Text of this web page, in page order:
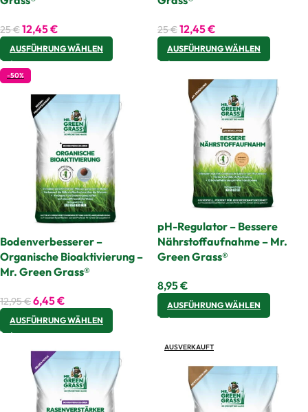
25€12,45€
AUSFÜHRUNG WÄHLEN
25€12,45€
AUSFÜHRUNG WÄHLEN
-50%
Bodenverbesserer –
Organische Bioaktivierung –
Mr. Green Grass®
12,95€6,45€
AUSFÜHRUNG WÄHLEN
pH-Regulator – Bessere
Nährstoffaufnahme – Mr.
Green Grass®
8,95€
AUSFÜHRUNG WÄHLEN
AUSVERKAUFT